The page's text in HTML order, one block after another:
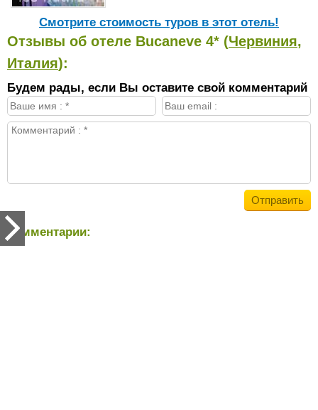
Cмотрите стоимость туров в этот отель!
Отзывы об отеле Bucaneve 4* (Червиния,
Италия):
Будем рады, если Вы оставите свой комментарий
Комментарии: